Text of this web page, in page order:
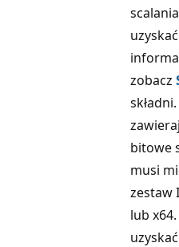
zobacz
bitowe
musi
zestaw
lub
uzyskać